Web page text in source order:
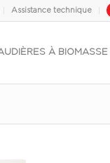
Assistance technique
À BIOMASSE